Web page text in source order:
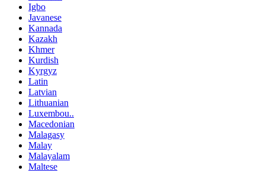
Igbo
Javanese
Kannada
Kazakh
Khmer
Kurdish
Kyrgyz
Latin
Latvian
Lithuanian
Luxembou..
Macedonian
Malagasy
Malay
Malayalam
Maltese